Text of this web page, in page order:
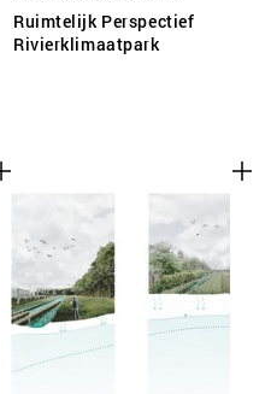
Ruimtelijk Perspectief
Rivierklimaatpark